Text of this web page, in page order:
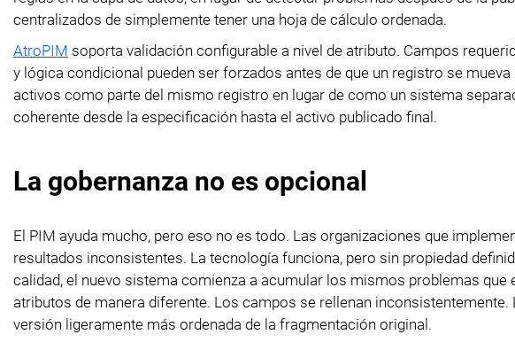
centralizados de simplemente tener una hoja de cálculo ordenada.
AtroPIM soporta validación configurable a nivel de atributo. Campos
y lógica condicional pueden ser forzados antes de que un registro se mueva
activos como parte del mismo registro en lugar de como un sistema
coherente desde la especificación hasta el activo publicado final.
La gobernanza no es opcional
El PIM ayuda mucho, pero eso no es todo. Las organizaciones que
resultados inconsistentes. La tecnología funciona, pero sin propiedad
calidad, el nuevo sistema comienza a acumular los mismos problemas que
atributos de manera diferente. Los campos se rellenan inconsistentemente.
versión ligeramente más ordenada de la fragmentación original.